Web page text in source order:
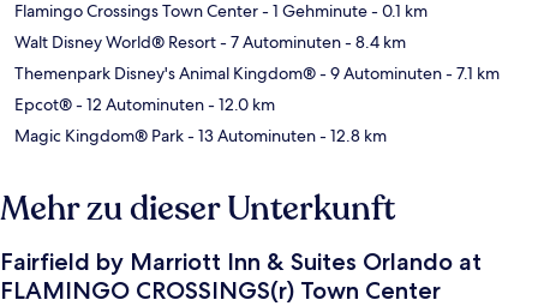
Flamingo Crossings Town Center- 1 Gehminute- 0.1 km
Walt Disney World® Resort- 7 Autominuten- 8.4 km
Themenpark Disney's Animal Kingdom®- 9 Autominuten- 7.1 km
Epcot®- 12 Autominuten- 12.0 km
Magic Kingdom® Park- 13 Autominuten- 12.8 km
Mehr zu dieser Unterkunft
Fairfield by Marriott Inn & Suites Orlando at
FLAMINGO CROSSINGS(r) Town Center